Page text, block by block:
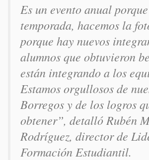
Es un evento anual
temporada, hacemos la
porque hay nuevos
alumnos que obtuvieron
están integrando a los
Estamos orgullosos de
Borregos y de los logros
obtener”, detalló Rubén
Rodríguez, director de
Formación Estudiantil.